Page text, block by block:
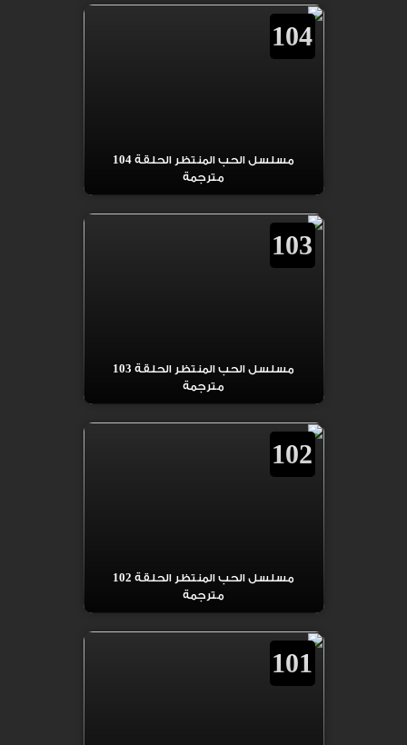
104
مسلسل الحب المنتظر الحلقة 104
مترجمة
103
مسلسل الحب المنتظر الحلقة 103
مترجمة
102
مسلسل الحب المنتظر الحلقة 102
مترجمة
101